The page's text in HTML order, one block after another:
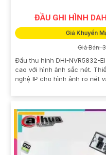
ĐẦU GHI HÌNH
Giá Khuyến
Giá Bán:
Đầu thu hình DHI-NVR5832-
cao với hình ảnh sắc nét.
nghệ IP cho hình ảnh rõ nét